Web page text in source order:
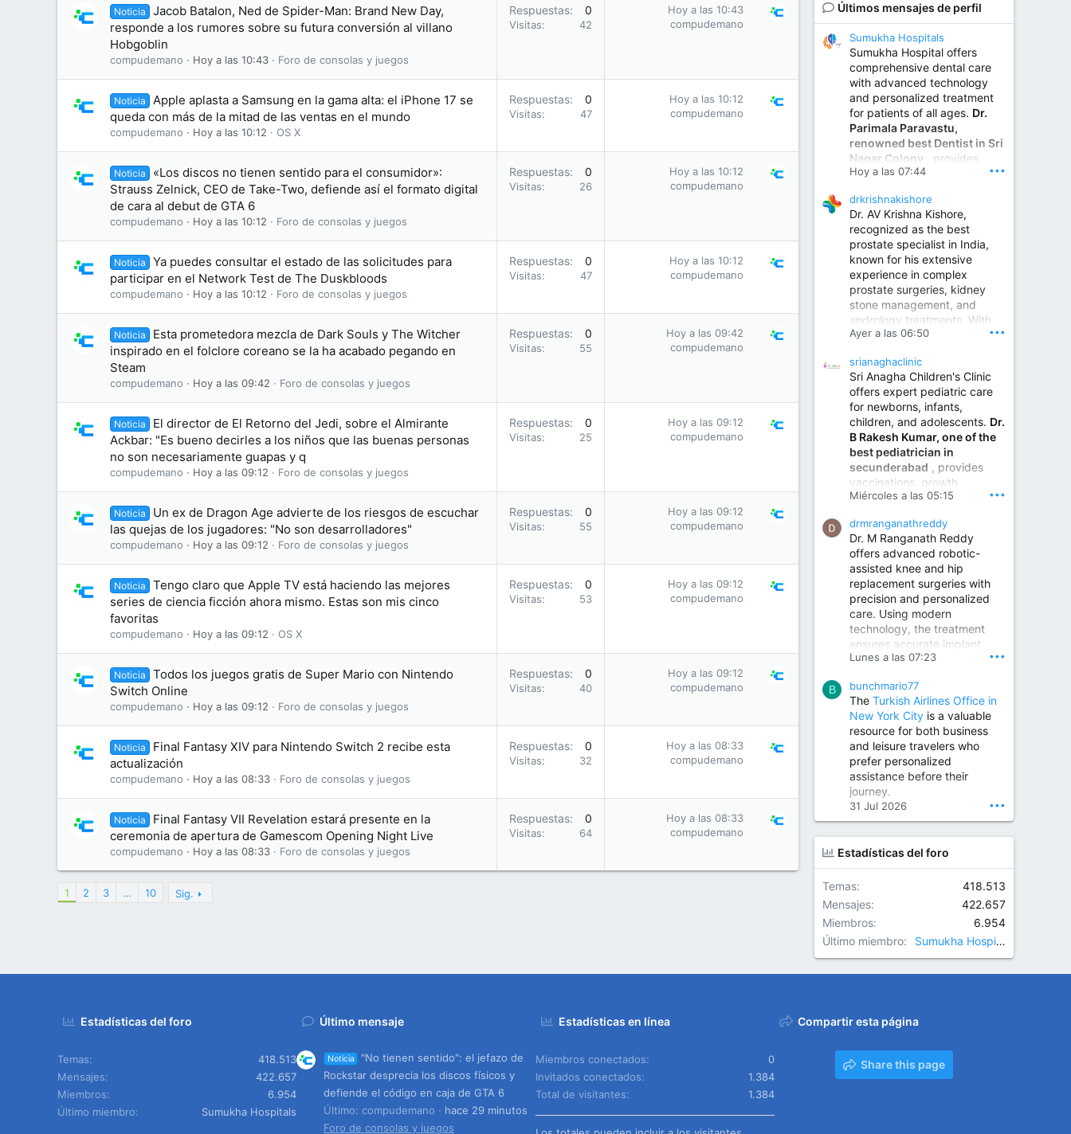
Noticia
Jacob Batalon, Ned de Spider-Man: Brand New Day,
responde a los rumores sobre su futura conversión al villano
Hobgoblin
compudemano Hoy a las 10:43 Foro de consolas y juegos
Respuestas 0
Visitas 42
Hoy a las 10:43
compudemano
Noticia
Apple aplasta a Samsung en la gama alta: el iPhone 17 se
queda con más de la mitad de las ventas en el mundo
compudemano Hoy a las 10:12 OS X
Respuestas 0
Visitas 47
Hoy a las 10:12
compudemano
Noticia
«Los discos no tienen sentido para el consumidor»:
Strauss Zelnick, CEO de Take-Two, defiende así el formato digital
de cara al debut de GTA 6
compudemano Hoy a las 10:12 Foro de consolas y juegos
Respuestas 0
Visitas 26
Hoy a las 10:12
compudemano
Noticia
Ya puedes consultar el estado de las solicitudes para
participar en el Network Test de The Duskbloods
compudemano Hoy a las 10:12 Foro de consolas y juegos
Respuestas 0
Visitas 47
Hoy a las 10:12
compudemano
Noticia
Esta prometedora mezcla de Dark Souls y The Witcher
inspirado en el folclore coreano se la ha acabado pegando en
Steam
compudemano Hoy a las 09:42 Foro de consolas y juegos
Respuestas 0
Visitas 55
Hoy a las 09:42
compudemano
Noticia
El director de El Retorno del Jedi, sobre el Almirante
Ackbar: "Es bueno decirles a los niños que las buenas personas
no son necesariamente guapas y q
compudemano Hoy a las 09:12 Foro de consolas y juegos
Respuestas 0
Visitas 25
Hoy a las 09:12
compudemano
Noticia
Un ex de Dragon Age advierte de los riesgos de escuchar
las quejas de los jugadores: "No son desarrolladores"
compudemano Hoy a las 09:12 Foro de consolas y juegos
Respuestas 0
Visitas 55
Hoy a las 09:12
compudemano
Noticia
Tengo claro que Apple TV está haciendo las mejores
series de ciencia ficción ahora mismo. Estas son mis cinco
favoritas
compudemano Hoy a las 09:12 OS X
Respuestas 0
Visitas 53
Hoy a las 09:12
compudemano
Noticia
Todos los juegos gratis de Super Mario con Nintendo
Switch Online
compudemano Hoy a las 09:12 Foro de consolas y juegos
Respuestas 0
Visitas 40
Hoy a las 09:12
compudemano
Noticia
Final Fantasy XIV para Nintendo Switch 2 recibe esta
actualización
compudemano Hoy a las 08:33 Foro de consolas y juegos
Respuestas 0
Visitas 32
Hoy a las 08:33
compudemano
Noticia
Final Fantasy VII Revelation estará presente en la
ceremonia de apertura de Gamescom Opening Night Live
compudemano Hoy a las 08:33 Foro de consolas y juegos
Respuestas 0
Visitas 64
Hoy a las 08:33
compudemano
1 2 3 … 10 Sig.
Últimos mensajes de perfil
Sumukha Hospitals
Sumukha Hospital offers
comprehensive dental care
with advanced technology
and personalized treatment
for patients of all ages. Dr.
Parimala Paravastu,
renowned best Dentist in Sri
Nagar Colony , provides
expert care for tooth pain,
treatment, dental implants,
smile designing, cosmetic
dentistry.
Sumukha Hospital | Ear, Nose & Throat, Dental & Maxillofacial Surgery Center
www.sumukhahospitals.co
m
Hoy a las 07:44 •••
drkrishnakishore
Dr. AV Krishna Kishore,
recognized as the best
prostate specialist in India,
known for his extensive
experience in complex
prostate surgeries, kidney
stone management, and
andrology treatments. With
years of surgical practice and
invasive and robotic
techniques.
Best Urologist in Vijayawada | Urology Specialist in Vijayawada
Dr. A. V. Krishna Kishore,
the Best Urologist...
www.drkrishnakishore.com
Ayer a las 06:50 •••
srianaghaclinic
Sri Anagha Children's Clinic
offers expert pediatric care
for newborns, infants,
children, and adolescents. Dr.
B Rakesh Kumar, one of the
best pediatrician in
secunderabad , provides
vaccinations, growth
monitoring, newborn care,
illnesses, nutrition guidance,
and preventive healthcare in
a child-friendly environment.
Children Hospital in Secunderabad | Best Pediatrician in Hyderabad | Neonatologist in Medchal
Our pediatrician and
Neonatologist team at...
www.srianaghaclinic.com
Miércoles a las 05:15 •••
drmranganathreddy
Dr. M Ranganath Reddy
offers advanced robotic-
assisted knee and hip
replacement surgeries with
precision and personalized
care. Using modern
technology, the treatment
ensures accurate implant
placement, reduced pain,
improved joint function,
helping patients return to an
active and comfortable
lifestyle.
Orthopedic Surgeon in Kondapur | Best Orthopedic Doctor in Kondapur | Dr. M. Ranganath Reddy
Consult Dr. M. Ranganath
Reddy, the best...
www.drranganathreddy.co
m
Lunes a las 07:23 •••
B bunchmario77
The Turkish Airlines Office in
New York City is a valuable
resource for both business
and leisure travelers who
prefer personalized
assistance before their
journey.
31 Jul 2026 •••
Estadísticas del foro
Temas
418.513
Mensajes
422.657
Miembros
6.954
Último miembro
Sumukha Hospitals
Estadísticas del foro
Temas
418.513
Mensajes
422.657
Miembros
6.954
Último miembro
Sumukha Hospitals
Último mensaje
Noticia
"No tienen sentido": el jefazo de
Rockstar desprecia los discos físicos y
defiende el código en caja de GTA 6
Último: compudemano
hace 29 minutos
Foro de consolas y juegos
Estadísticas en línea
Miembros conectados
0
Invitados conectados
1.384
Total de visitantes
1.384
Compartir esta página
Share this page